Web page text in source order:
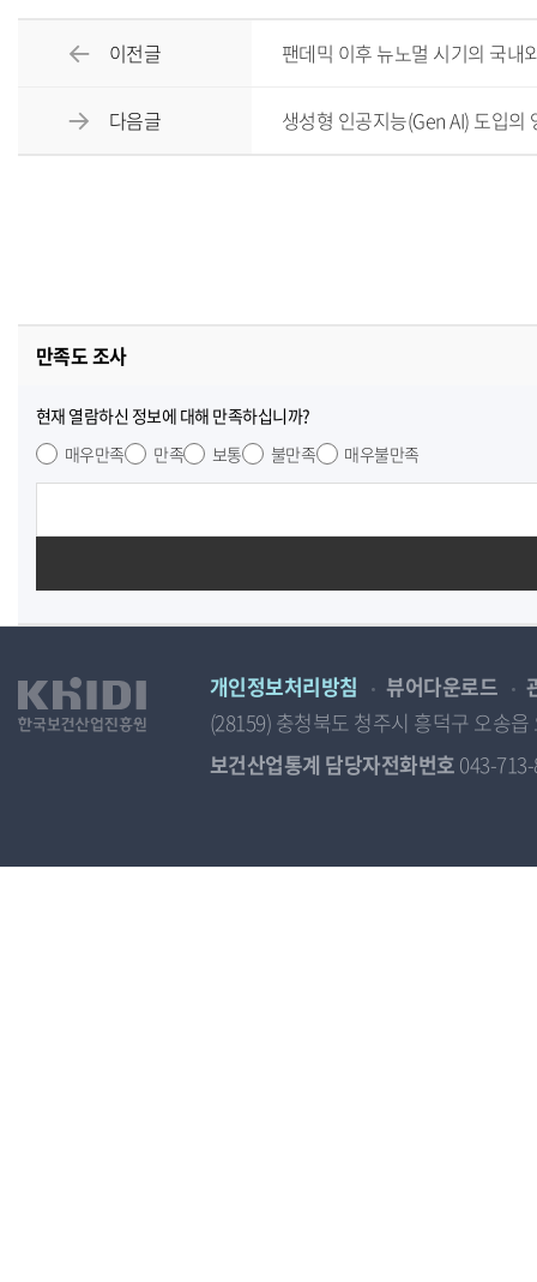
이전글 팬데믹 이후 뉴노멀 시기의 국내
다음글 생성형 인공지능(Gen AI) 도입의
만족도 조사
현재 열람하신 정보에 대해 만족하십니까?
매우만족
만족 보통 불만족 매우불만족
개인정보처리방침 뷰어다운로드
(28159) 충청북도 청주시 흥덕구 오송
보건산업통계 담당자전화번호 043-